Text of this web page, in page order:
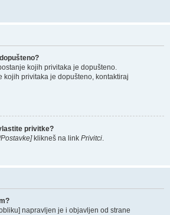
kojih privitaka je dopušteno.
kojih privitaka je dopušteno, kontaktiraj
privitke?
klikneš na link Privitci.
napravljen je i objavljen od strane